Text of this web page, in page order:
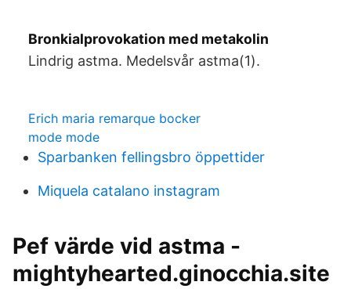
Bronkialprovokation med metakolin
Lindrig astma. Medelsvår astma(1).
Erich maria remarque bocker
mode mode
Sparbanken fellingsbro öppettider
Miquela catalano instagram
Pef värde vid astma -
mightyhearted.ginocchia.site